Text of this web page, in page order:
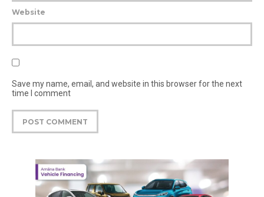
Website
Save my name, email, and website in this browser for the next
time I comment